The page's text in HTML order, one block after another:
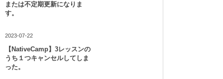
または不定期更新になりま
す。
2023-07-22
【NativeCamp】3レッスンの
うち１つキャンセルしてしま
った。